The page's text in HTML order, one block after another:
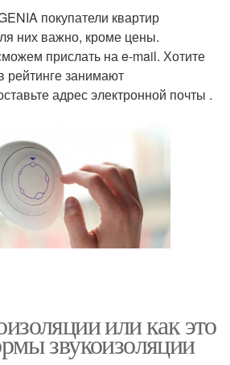
покупатели квартир
них важно, кроме цены.
прислать на e-mail. Хотите
рейтинге занимают
адрес электронной почты .
или как это
звукоизоляции